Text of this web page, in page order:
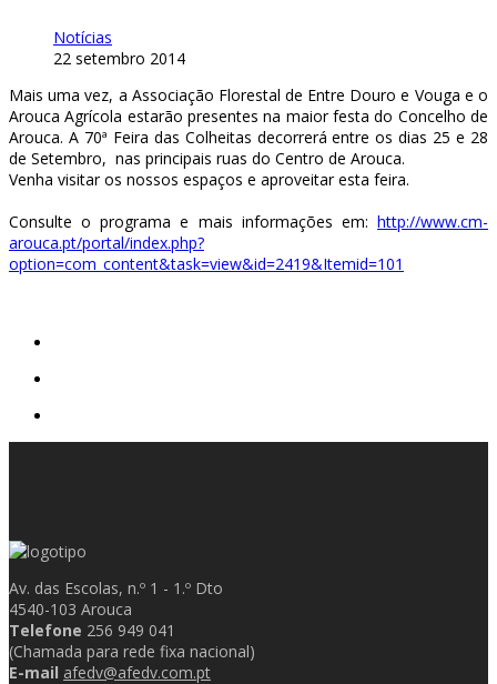
Notícias
22 setembro 2014
Mais uma vez, a Associação Florestal de Entre Douro e Vouga e o
Arouca Agrícola estarão presentes na maior festa do Concelho de
Arouca. A 70ª Feira das Colheitas decorrerá entre os dias 25 e 28
de Setembro, nas principais ruas do Centro de Arouca.
Venha visitar os nossos espaços e aproveitar esta feira.
Consulte o programa e mais informações em: http://www.cm-
arouca.pt/portal/index.php?
option=com_content&task=view&id=2419&Itemid=101
Av. das Escolas, n.º 1 - 1.º Dto
4540-103 Arouca
Telefone 256 949 041
(Chamada para rede fixa nacional)
E-mail afedv@afedv.com.pt